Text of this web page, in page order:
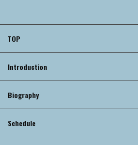
TOP
Introduction
Biography
Schedule